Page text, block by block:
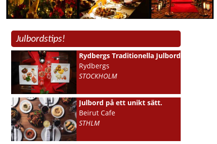
Julbordstips!
Rydbergs Traditionella Julbord
Rydbergs
STOCKHOLM
Julbord på ett unikt sätt.
Beirut Cafe
STHLM